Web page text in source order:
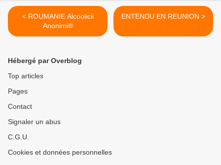
< ROUMANIE Alcoolicii
Anonimi®
ENTENDU EN REUNION >
Hébergé par Overblog
Top articles
Pages
Contact
Signaler un abus
C.G.U.
Cookies et données personnelles